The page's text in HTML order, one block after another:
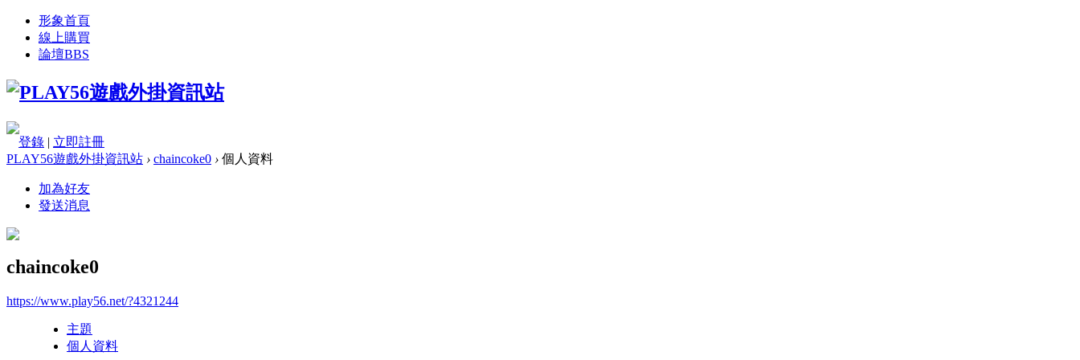
形象首頁
線上購買
論壇BBS
登錄 | 立即註冊
PLAY56遊戲外掛資訊站 › chaincoke0 › 個人資料
加為好友
發送消息
chaincoke0
https://www.play56.net/?4321244
主題
個人資料